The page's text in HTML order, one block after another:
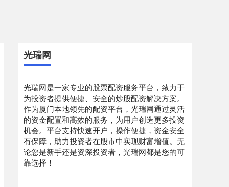
光瑞网
光瑞网是一家专业的股票配资服务平台，致力于
为投资者提供便捷、安全的炒股配资解决方案。
作为厦门本地领先的配资平台，光瑞网通过灵活
的资金配置和高效的服务，为用户创造更多投资
机会。平台支持快速开户，操作便捷，资金安全
有保障，助力投资者在股市中实现财富增值。无
论您是新手还是资深投资者，光瑞网都是您的可
靠选择！